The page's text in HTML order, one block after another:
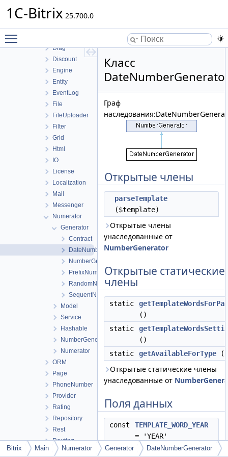
1C-Bitrix 25.700.0
Data
Diag
Discount
Engine
Entity
EventLog
File
FileUploader
Filter
Grid
Html
IO
License
Localization
Mail
Messenger
Numerator
Generator
Contract
DateNumberGenerator
NumberGenerator
PrefixNumberGenerator
RandomNumberGenerator
SequentNumberGenerator
Model
Service
Hashable
NumberGeneratorFactory
Numerator
ORM
Page
PhoneNumber
Provider
Rating
Repository
Rest
Routing
Search
Класс
Граф
Открытые члены
parseTemplate
($template)
Открытые члены
унаследованные от
NumberGenerator
Открытые статические
члены
static
()
static
()
static
getAvailableForType ()
Открытые статические члены
унаследованные от
Поля данных
const
TEMPLATE_WORD_YEAR
= 'YEAR'
const
TEMPLATE_WORD_MONTH
Bitrix Main Numerator Generator DateNumberGenerator